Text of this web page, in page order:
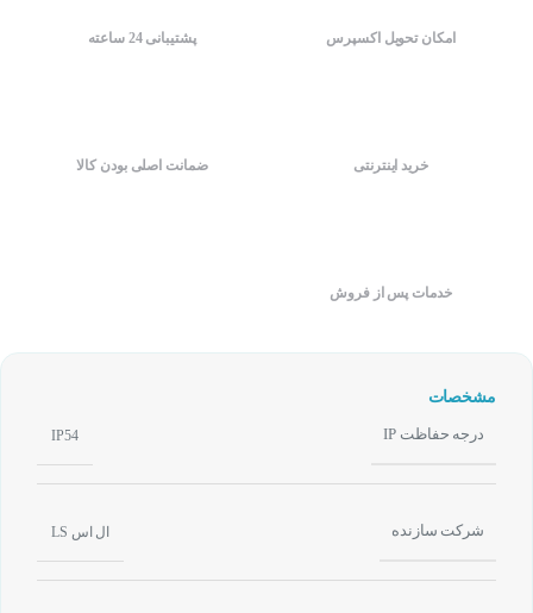
امکان تحویل اکسپرس پشتیبانی 24 ساعته
خرید اینترنتی ضمانت اصلی بودن کالا
خدمات پس از فروش
مشخصات
درجه حفاظت IP IP54
شرکت سازنده ال اس LS